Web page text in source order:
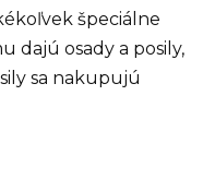
špeciálne
dajú osady a posily,
sa nakupujú